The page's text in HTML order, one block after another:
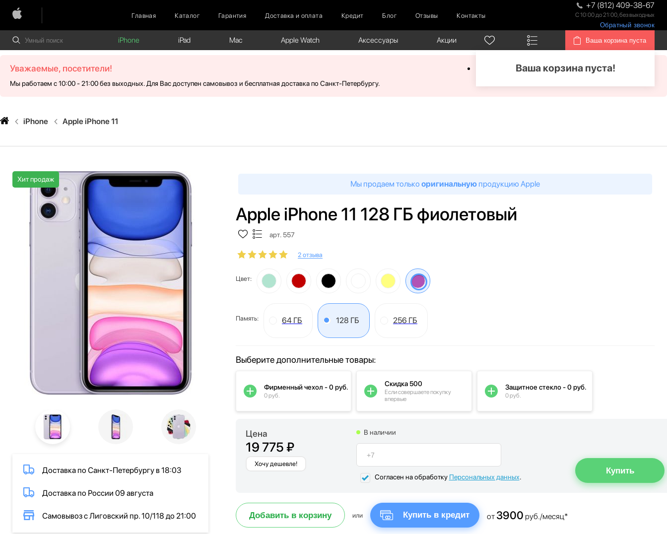
Главная Каталог Гарантия Доставка и оплата Кредит Блог Отзывы Контакты
+7 (812) 409-38-67
С 10:00 до 21:00, без выходных
Обратный звонок
iPhone iPad Mac Apple Watch Аксессуары Акции Ваша корзина пуста
Ваша корзина пуста!
Уважаемые, посетители!
Мы работаем с 10:00 - 21:00 без выходных. Для Вас доступен самовывоз и бесплатная доставка по Санкт-Петербургу.
iPhone Apple iPhone 11
Хит продаж
Доставка по Санкт-Петербургу в 18:03
Доставка по России 09 августа
Самовывоз с Лиговский пр. 10/118 до 21:00
Мы продаем только оригинальную продукцию Apple
Apple iPhone 11 128 ГБ фиолетовый
арт. 557
2 отзыва
Цвет:
Память: 64 ГБ 128 ГБ 256 ГБ
Цена
19 775 ₽
Хочу дешевле!
В наличии
Согласен на обработку Персональных данных.
Добавить в корзину или Купить в кредит от 3900 руб./месяц*
Выберите дополнительные товары:
Фирменный чехол - 0 руб.
0 руб.
Скидка 500
Если совершаете покупку
впервые
Защитное стекло - 0 руб.
0 руб.